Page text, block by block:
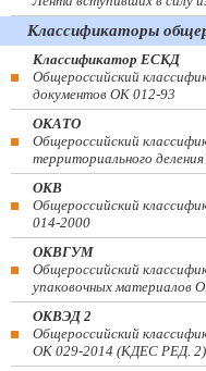
Классификаторы
Классификатор ЕСКД
Общероссийский
документов ОК 012-93
ОКАТО
Общероссийский
территориального
ОКВ
Общероссийский
014-2000
ОКВГУМ
Общероссийский
упаковочных материалов
ОКВЭД 2
Общероссийский
ОК 029-2014 (КДЕС РЕД. 2)